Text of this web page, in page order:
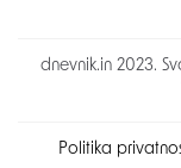
dnevnik.in 2023.
Politika